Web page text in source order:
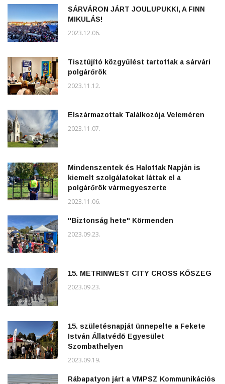
SÁRVÁRON JÁRT JOULUPUKKI, A FINN
MIKULÁS!
2023.12.06.
Tisztújító közgyűlést tartottak a sárvári
polgárőrök
2023.11.12.
Elszármazottak Találkozója Veleméren
2023.11.07.
Mindenszentek és Halottak Napján is
kiemelt szolgálatokat láttak el a
polgárőrök vármegyeszerte
2023.11.06.
"Biztonság hete" Körmenden
2023.09.23.
15. METRINWEST CITY CROSS KŐSZEG
2023.09.23.
15. születésnapját ünnepelte a Fekete
István Állatvédő Egyesület
Szombathelyen
2023.09.19.
Rábapatyon járt a VMPSZ Kommunikációs